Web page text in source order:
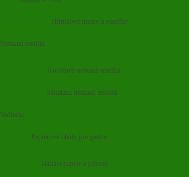
Hliníkové misky a vaničky
Netkaná textília
Kotúčová netkaná textília
Skladaná netkaná textília
Vedierka
Papierové obaly pre gastro
Baliaci papier a prírezy